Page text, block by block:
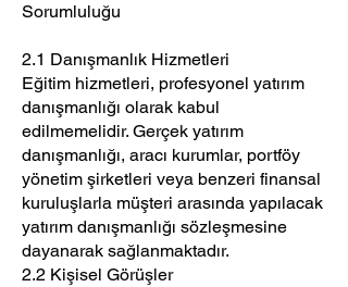
Sorumluluğu
2.1 Danışmanlık Hizmetleri
Eğitim hizmetleri, profesyonel yatırım
danışmanlığı olarak kabul
edilmemelidir. Gerçek yatırım
danışmanlığı, aracı kurumlar, portföy
yönetim şirketleri veya benzeri finansal
kuruluşlarla müşteri arasında yapılacak
yatırım danışmanlığı sözleşmesine
dayanarak sağlanmaktadır.
2.2 Kişisel Görüşler